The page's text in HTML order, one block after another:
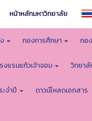
หน้าหลักมหาวิทยาลัย
กองการศึกษา กอ
งแรมแก้วเจ้าจอม วิทยา
จำปี ดาวน์โหลดเอกสาร